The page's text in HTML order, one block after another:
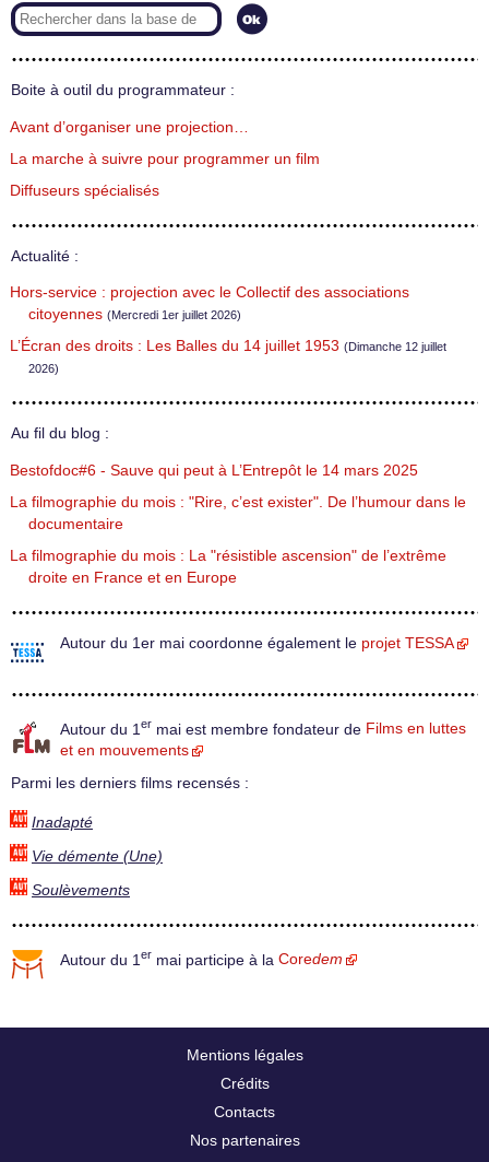
Boite à outil du programmateur :
Avant d’organiser une projection…
La marche à suivre pour programmer un film
Diffuseurs spécialisés
Actualité :
Hors-service : projection avec le Collectif des associations
citoyennes (Mercredi 1er juillet 2026)
L’Écran des droits : Les Balles du 14 juillet 1953 (Dimanche 12 juillet
2026)
Au fil du blog :
Bestofdoc#6 - Sauve qui peut à L’Entrepôt le 14 mars 2025
La filmographie du mois : "Rire, c’est exister". De l’humour dans le
documentaire
La filmographie du mois : La "résistible ascension" de l’extrême
droite en France et en Europe
Autour du 1er mai coordonne également le projet TESSA
Autour du 1 er mai est membre fondateur de Films en luttes
et en mouvements
Parmi les derniers films recensés :
Inadapté
Vie démente (Une)
Soulèvements
Autour du 1 er mai participe à la Coredem
Mentions légales
Crédits
Contacts
Nos partenaires